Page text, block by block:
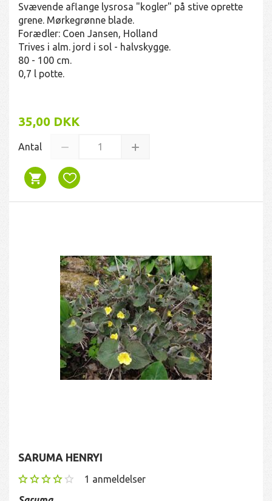
Svævende aflange lysrosa "kogler" på stive oprette
grene. Mørkegrønne blade.
Forædler: Coen Jansen, Holland
Trives i alm. jord i sol - halvskygge.
80 - 100 cm.
0,7 l potte.
35,00 DKK
Antal
SARUMA HENRYI
1 anmeldelser